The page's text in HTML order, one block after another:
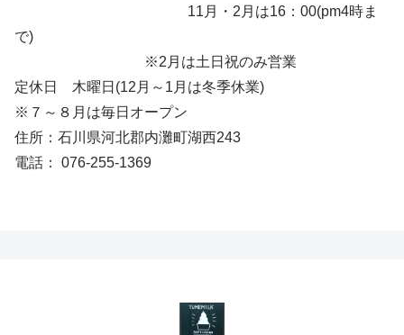
11月・2月は16：00(pm4時ま
で)
※2月は土日祝のみ営業
定休日 木曜日(12月～1月は冬季休業)
※７～８月は毎日オープン
住所：石川県河北郡内灘町湖西243
電話： 076-255-1369